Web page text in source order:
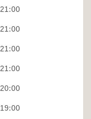
21:00
21:00
21:00
21:00
20:00
19:00